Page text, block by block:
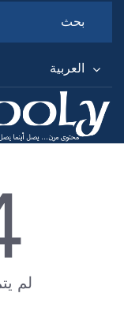
العربية
لم